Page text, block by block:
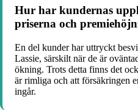
Hur har kundernas
priserna och
En del kunder har uttryckt
Lassie, särskilt när de är
ökning. Trots detta finns det
är rimliga och att försäkringen
ingår.